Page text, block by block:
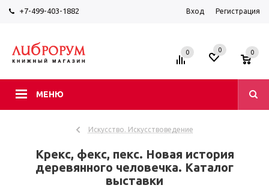
+7-499-403-1882 Вход Регистрация
МЕНЮ
0 0 0
Искусство. Искусствоведение
Крекс, фекс, пекс. Новая история
деревянного человечка. Каталог
выставки